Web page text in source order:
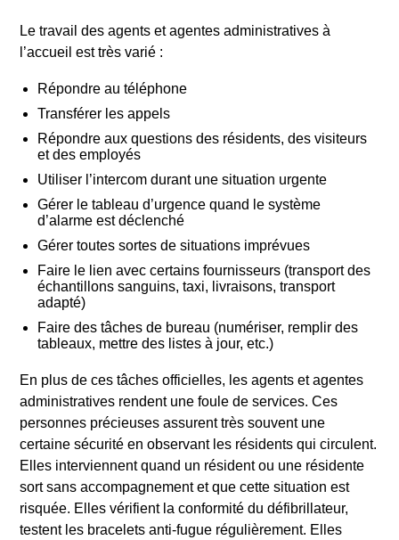
Le travail des agents et agentes administratives à
l’accueil est très varié :
Répondre au téléphone
Transférer les appels
Répondre aux questions des résidents, des visiteurs
et des employés
Utiliser l’intercom durant une situation urgente
Gérer le tableau d’urgence quand le système
d’alarme est déclenché
Gérer toutes sortes de situations imprévues
Faire le lien avec certains fournisseurs (transport des
échantillons sanguins, taxi, livraisons, transport
adapté)
Faire des tâches de bureau (numériser, remplir des
tableaux, mettre des listes à jour, etc.)
En plus de ces tâches officielles, les agents et agentes
administratives rendent une foule de services. Ces
personnes précieuses assurent très souvent une
certaine sécurité en observant les résidents qui circulent.
Elles interviennent quand un résident ou une résidente
sort sans accompagnement et que cette situation est
risquée. Elles vérifient la conformité du défibrillateur,
testent les bracelets anti-fugue régulièrement. Elles